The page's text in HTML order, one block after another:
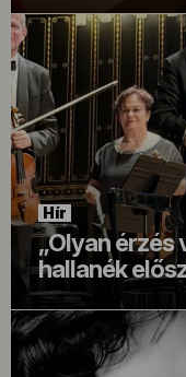
Hír
„Olyan érzés
hallanék